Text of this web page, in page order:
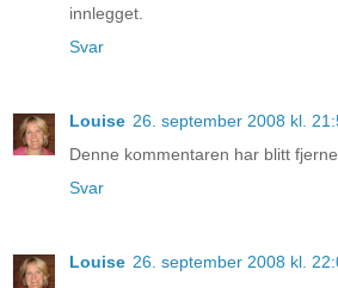
innlegget.
Svar
Louise 26. september 2008 kl.
Denne kommentaren har blitt
Svar
Louise 26. september 2008 kl.